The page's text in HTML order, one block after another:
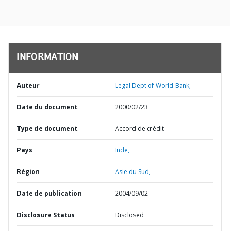
INFORMATION
Auteur Legal Dept of World Bank;
Date du document 2000/02/23
Type de document Accord de crédit
Pays Inde,
Région Asie du Sud,
Date de publication 2004/09/02
Disclosure Status Disclosed